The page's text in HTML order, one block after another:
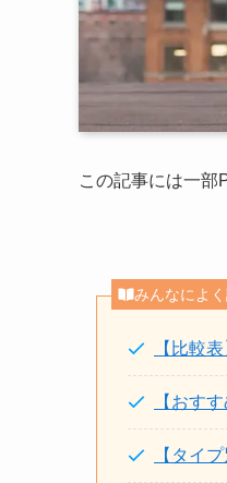
この記事には一部
みんなによ
【比較
【おす
【タイ